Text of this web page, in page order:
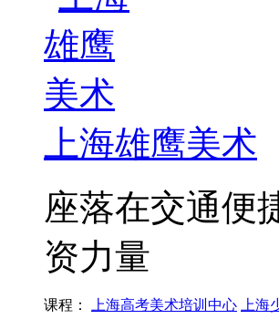
上海雄鹰美术
座落在交通便
资力量
课程： 上海高考美术培训中心 上海